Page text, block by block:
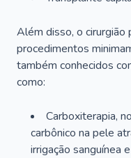
Além disso, o cirurgião
procedimentos
também conhecidos
como:
Carboxiterapia,
carbônico na pele
irrigação sanguínea